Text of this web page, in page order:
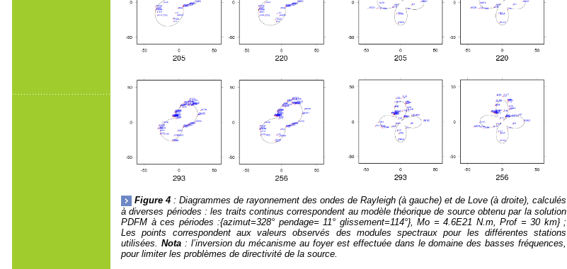
Figure 4 : Diagrammes de rayonnement des ondes de Rayleigh (à gauche) et de Love (à droite), calculés
à diverses périodes : les traits continus correspondent au modèle théorique de source obtenu par la solution
PDFM à ces périodes :{azimut=328° pendage= 11° glissement=114°}, Mo = 4.6E21 N.m, Prof = 30 km} ;
Les points correspondent aux valeurs observés des modules spectraux pour les différentes stations
utilisées. Nota: l’inversion du mécanisme au foyer est effectuée dans le domaine des basses fréquences,
pour limiter les problèmes de directivité de la source.